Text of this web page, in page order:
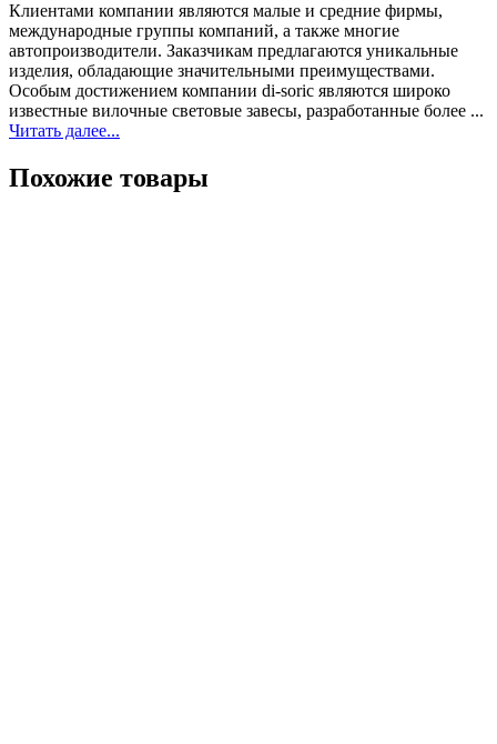
Клиентами компании являются малые и средние фирмы,
международные группы компаний, а также многие
автопроизводители. Заказчикам предлагаются уникальные
изделия, обладающие значительными преимуществами.
Особым достижением компании di-soric являются широко
известные вилочные световые завесы, разработанные более ...
Читать далее...
Похожие товары